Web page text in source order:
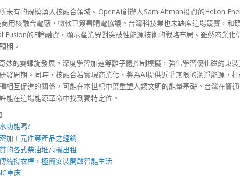
未有的規模湧入核融合領域。OpenAI創辦人Sam Altman投資的Helion
用核融合電廠，微軟已簽署購電協議。台灣科技業也未缺席這場競賽，和
Fusion的E輪融資，顯示產業界對突破性能源技術的戰略布局。雖然商業化
期。
妙的雙螺旋發展。深度學習加速等離子體控制模擬，強化學習優化磁約束
發周期。同時，核融合若實現商業化，將為AI提供近乎無限的潔淨能源，
相互促進的關係，可能在本世紀中葉重塑人類文明的能量基礎。台灣在資
能在這場能源革命中找到獨特定位。
功能嗎?
加工元件等產品之經銷
的各式柴油堆高機出租
統撐衣桿，極簡安裝開啟智能生活
車床